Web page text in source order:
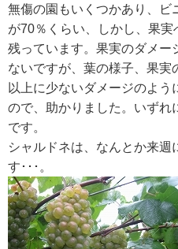
無傷の園もいくつかあり、ビ
が70％くらい、しかし、果
残っています。果実のダメー
ないですが、葉の様子、果実
以上に少ないダメージのよ
ので、助かりました。いずれ
です。
シャルドネは、なんとか来
す･･･。